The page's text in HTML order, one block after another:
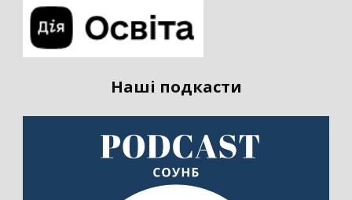
Наші подкасти